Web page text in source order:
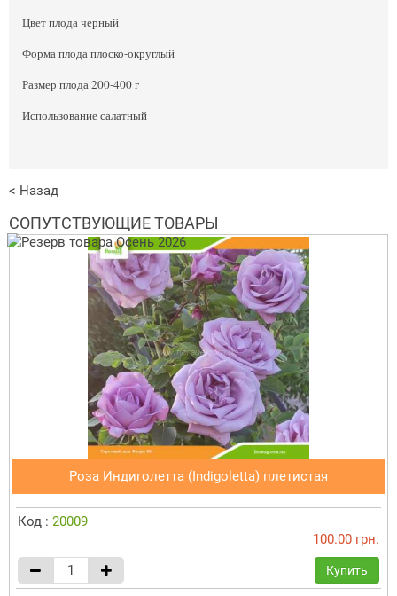
Цвет плода черный
Форма плода плоско-округлый
Размер плода 200-400 г
Использование салатный
< Назад
СОПУТСТВУЮЩИЕ ТОВАРЫ
Роза Индиголетта (Indigoletta) плетистая
Код : 20009
100.00 грн.
Купить